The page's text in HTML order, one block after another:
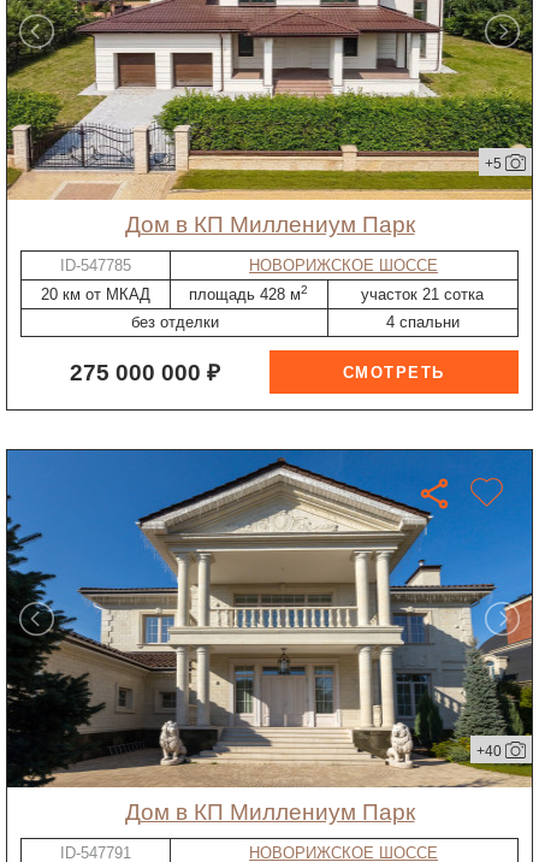
+5
дом в КП Миллениум Парк
ID-547785
НОВОРИЖСКОЕ ШОССЕ
20 км от МКАД
площадь 428 м2
участок 21 сотка
без отделки
4 спальни
275 000 000 ₽
+40
дом в КП Миллениум Парк
ID-547791 НОВОРИЖСКОЕ ШОССЕ